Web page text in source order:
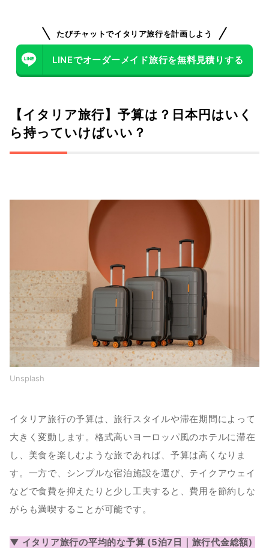
たびチャットでイタリア旅行を計画しよう
LINEでオーダーメイド旅行を無料見積りする
【イタリア旅行】予算は？日本円はいく
ら持っていけばいい？
Unsplash
イタリア旅行の予算は、旅行スタイルや滞在期間によって
大きく変動します。格式高いヨーロッパ風のホテルに滞在
し、美食を楽しむような旅であれば、予算は高くなりま
す。一方で、シンプルな宿泊施設を選び、テイクアウェイ
などで食費を抑えたりと少し工夫すると、費用を節約しな
がらも満喫することが可能です。
▼ イタリア旅行の平均的な予算 (5泊7日｜旅行代金総額)